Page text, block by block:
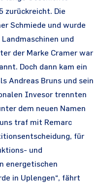
zurückreicht. Die
Schmiede und wurde
und
der Marke Cramer war
Doch dann kam ein
Andreas Bruns und sein
Invesor trennten
dem neuen Namen
traf mit Remarc
für
und
energetischen
in Uplengen“, fährt